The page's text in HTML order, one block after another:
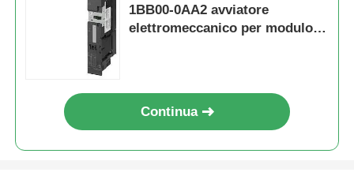
1BB00-0AA2 avviatore
elettromeccanico per modulo
Continua